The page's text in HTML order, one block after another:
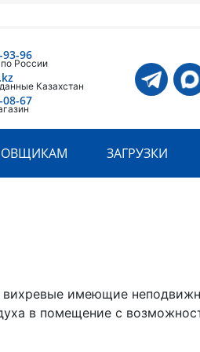
93-96
России
08-67
Казахстан
ЗАГРУЗКИ
имеющие
в помещение с